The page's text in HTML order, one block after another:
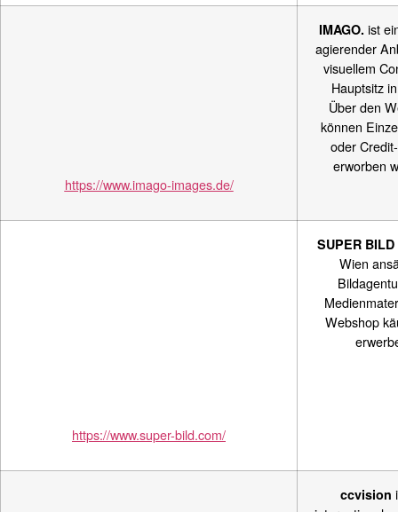
https://www.imago-images.de/
IMAGO. ist
agierender
visuellem
Hauptsitz
Über den
können
oder
erworben
https://www.super-bild.com/
SUPER BILD
Wien
Webshop
ccvision